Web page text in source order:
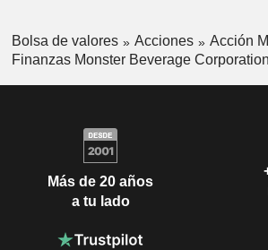
Bolsa de valores Acciones
Acción
Finanzas Monster Beverage Corporation
Más de 20 años
a tu lado